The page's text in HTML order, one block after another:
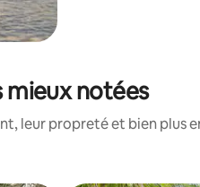
mieux notées
leur propreté et bien plus